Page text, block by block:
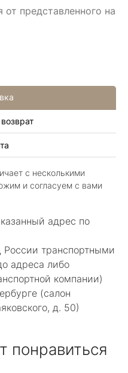
представленного на
с несколькими
и согласуем с вами
адрес по
транспортными
адреса либо
компании)
(салон
д. 50)
понравиться
не похожие
очень
своем деле помогли
Конюшенной
этот
определиться с
бутика